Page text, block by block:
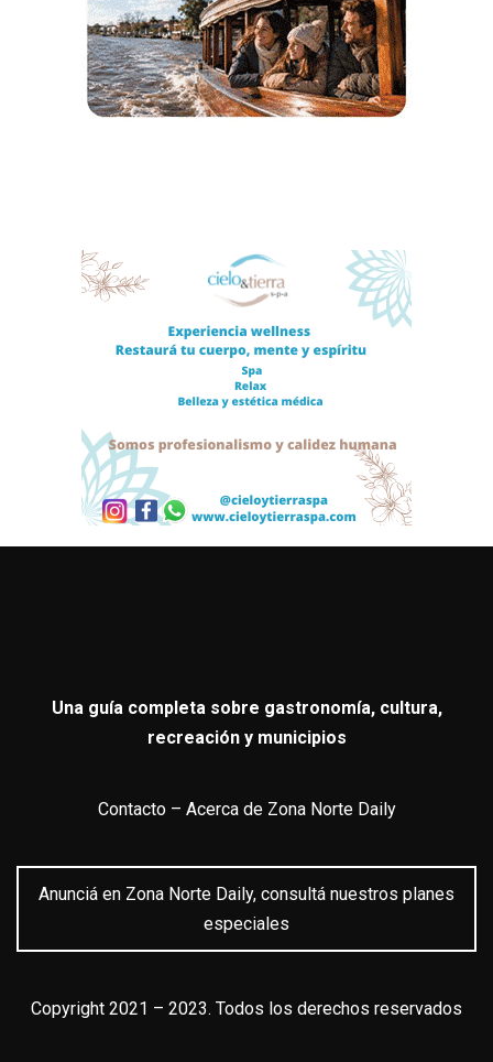
Una guía completa sobre gastronomía, cultura,
recreación y municipios
Contacto– Acerca de Zona Norte Daily
Anunciá en Zona Norte Daily, consultá nuestros planes
especiales
Copyright 2021 – 2023. Todos los derechos reservados